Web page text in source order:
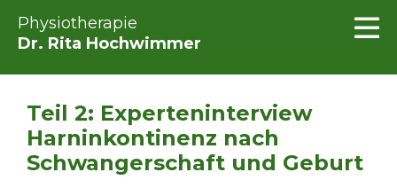
Physiotherapie
Dr. Rita Hochwimmer
Teil 2: Experteninterview
Harninkontinenz nach
Schwangerschaft und Geburt